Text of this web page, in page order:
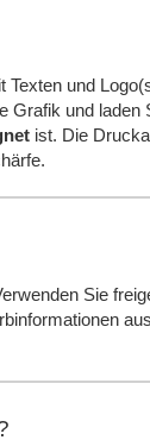
und
Grafik und
ist. Die
Sie